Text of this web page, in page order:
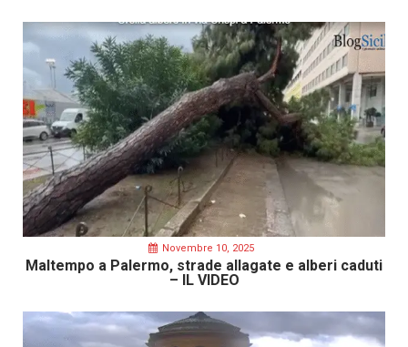
Novembre 10, 2025
Maltempo a Palermo, strade allagate e alberi caduti
– IL VIDEO